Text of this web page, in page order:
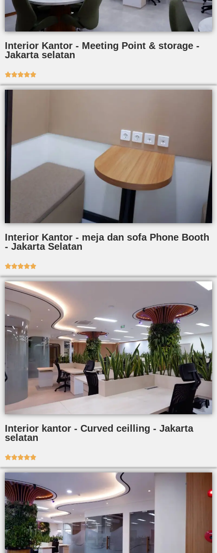
Interior Kantor - Meeting Point & storage -
Jakarta selatan

Interior Kantor - meja dan sofa Phone Booth
- Jakarta Selatan

Interior kantor - Curved ceilling - Jakarta
selatan
